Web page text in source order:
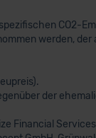
CO2-
werden,
der
Financial